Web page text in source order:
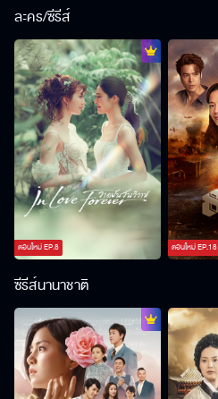
ละคร/ซีรีส์
ตอนใหม่EP.8 ตอนใหม่EP.18
ซีรีส์นานาชาติ